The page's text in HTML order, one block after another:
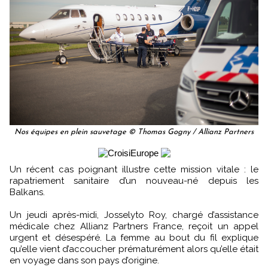
Nos équipes en plein sauvetage © Thomas Gogny / Allianz Partners
Un récent cas poignant illustre cette mission vitale : le
rapatriement sanitaire d’un nouveau-né depuis les
Balkans.
Un jeudi après-midi, Josselyto Roy, chargé d’assistance
médicale chez Allianz Partners France, reçoit un appel
urgent et désespéré. La femme au bout du fil explique
qu’elle vient d’accoucher prématurément alors qu’elle était
en voyage dans son pays d’origine.